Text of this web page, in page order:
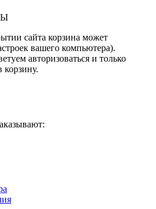
сайта корзина может
вашего компьютера).
авторизоваться и только
корзину.